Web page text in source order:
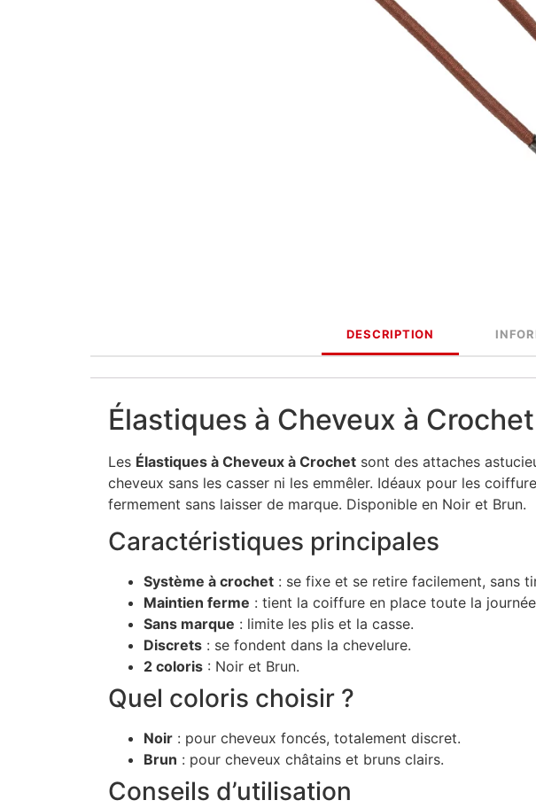
DESCRIPTION
Élastiques à Cheveux à
Les Élastiques à Cheveux à Crochet sont des attaches
cheveux sans les casser ni les emmêler. Idéaux pour les
fermement sans laisser de marque. Disponible en Noir et Brun.
Caractéristiques principales
Système à crochet : se fixe et se retire facilement, sans
Maintien ferme : tient la coiffure en place toute la
Sans marque : limite les plis et la casse.
Discrets : se fondent dans la chevelure.
2 coloris : Noir et Brun.
Quel coloris choisir ?
Noir : pour cheveux foncés, totalement discret.
Brun : pour cheveux châtains et bruns clairs.
Conseils d’utilisation